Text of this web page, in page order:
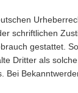
schriftlichen
gestattet.
Dritter als